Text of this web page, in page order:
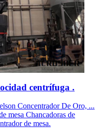
centrífuga .
Concentrador De Oro, ...
mesa Chancadoras de
de mesa.